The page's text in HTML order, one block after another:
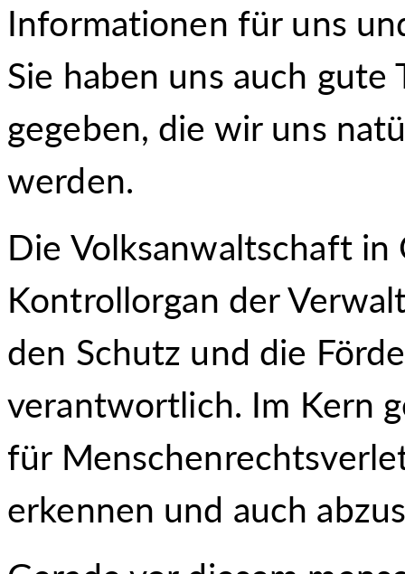
Informationen für uns
Sie haben uns auch
gegeben, die wir uns
werden.
Die Volksanwaltschaft
Kontrollorgan der
den Schutz und die
verantwortlich. Im Kern
für
erkennen und auch